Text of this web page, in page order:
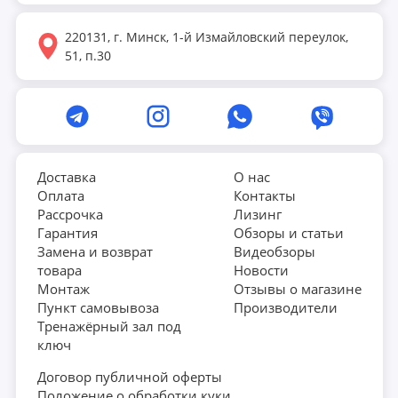
который не будет пылиться в углу, а станет
вашим любимым инструментом для
и зачем он нужен
Эллиптический тренажер (или эллипсоид) — это
гибридбеговой дорожки велотренажера
степпера. Ваши ноги двигаются по эллиптической
траектории, при этом пятки не отрываются от
педалей. Руки работают синхронно с ногами
благодаря подвижным рычагам.
Почему миллионы людей выбирают именно его?
Ответ прост: отсутствие ударной нагрузки. В
220131, г. Минск, 1-й Измайловский переулок,
51, п.30
Доставка
Оплата
Рассрочка
Гарантия
Замена и возврат
товара
Монтаж
Пункт самовывоза
Тренажёрный зал под
ключ
О нас
Контакты
Лизинг
Обзоры и статьи
Видеобзоры
Новости
Отзывы о магазине
Производители
Договор публичной оферты